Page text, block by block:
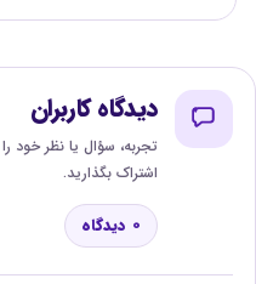
دیدگاه کاربران
تجربه، سؤال یا نظر خود
اشتراک بگذارید.
0 دیدگاه